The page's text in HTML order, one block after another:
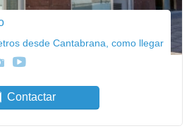
desde Cantabrana, como llegar
Contactar